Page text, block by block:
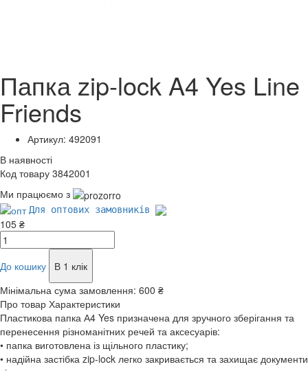
Папка zip-lock A4 Yes Line
Friends
Артикул: 492091
В наявності
Код товару 3842001
Ми працюємо з
Для оптових замовників
105 ₴
До кошику
В 1 клік
Мінімальна сума замовлення: 600 ₴
Про товар Характеристики
Пластикова папка А4 Yes призначена для зручного зберігання та
перенесення різноманітних речей та аксесуарів:
• папка виготовлена із щільного пластику;
• надійна застібка zip-lock легко закривається та захищає документи